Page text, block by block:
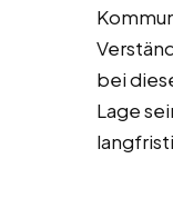
bei
Lage